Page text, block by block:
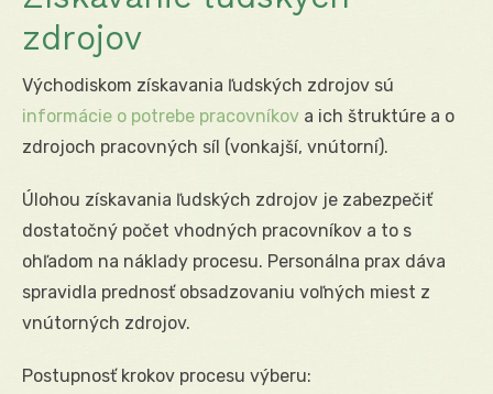
zdrojov
Východiskom získavania ľudských zdrojov sú
informácie o potrebe pracovníkov a ich štruktúre a o
zdrojoch pracovných síl (vonkajší, vnútorní).
Úlohou získavania ľudských zdrojov je zabezpečiť
dostatočný počet vhodných pracovníkov a to s
ohľadom na náklady procesu. Personálna prax dáva
spravidla prednosť obsadzovaniu voľných miest z
vnútorných zdrojov.
Postupnosť krokov procesu výberu: